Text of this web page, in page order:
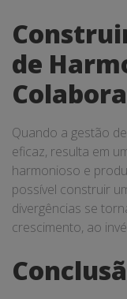
de
Quando a gestão
eficaz, resulta em
harmonioso e
possível construir
divergências se
crescimento, ao